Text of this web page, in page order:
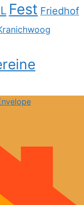
Fest Friedhof